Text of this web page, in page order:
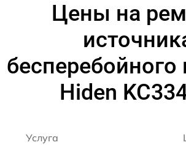
Цены на
бесперебойного
Hiden
Услуга